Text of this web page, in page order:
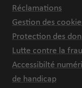
Réclamations
Gestion des
Protection des
Lutte contre la
Accessibilté
de handicap